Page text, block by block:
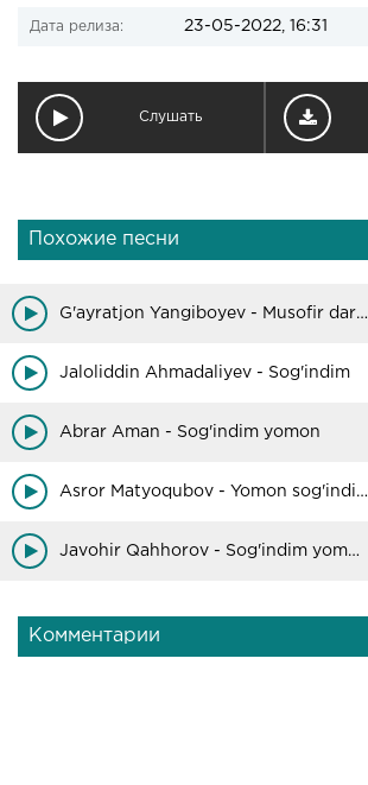
Дата релиза: 23-05-2022, 16:31
Слушать
Похожие песни
G'ayratjon Yangiboyev - Musofir dardi
Jaloliddin Ahmadaliyev - Sog'indim
Abrar Aman - Sog'indim yomon
Asror Matyoqubov - Yomon sog'indim
Javohir Qahhorov - Sog'indim yomon
Комментарии